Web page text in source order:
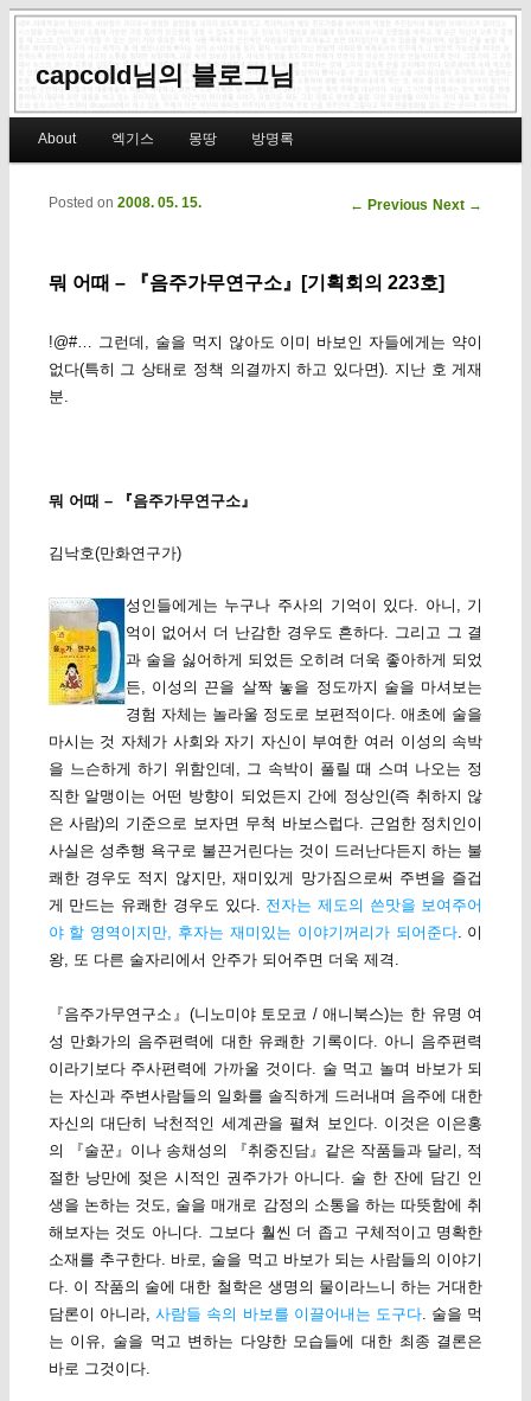
capcold님의 블로그님
Skip to primary content
Skip to secondary content
About 엑기스 몽땅 방명록
Post navigation
← Previous Next →
뭐 어때 – 『음주가무연구소』[기획회의 223호]
Posted on 2008. 05. 15.
!@#… 그런데, 술을 먹지 않아도 이미 바보인 자들에게는 약이
없다(특히 그 상태로 정책 의결까지 하고 있다면). 지난 호 게재
분.
뭐 어때 – 『음주가무연구소』
김낙호(만화연구가)
성인들에게는 누구나 주사의 기억이 있다. 아니, 기
억이 없어서 더 난감한 경우도 흔하다. 그리고 그 결
과 술을 싫어하게 되었든 오히려 더욱 좋아하게 되었
든, 이성의 끈을 살짝 놓을 정도까지 술을 마셔보는
경험 자체는 놀라울 정도로 보편적이다. 애초에 술을
마시는 것 자체가 사회와 자기 자신이 부여한 여러 이성의 속박
을 느슨하게 하기 위함인데, 그 속박이 풀릴 때 스며 나오는 정
직한 알맹이는 어떤 방향이 되었든지 간에 정상인(즉 취하지 않
은 사람)의 기준으로 보자면 무척 바보스럽다. 근엄한 정치인이
사실은 성추행 욕구로 불끈거린다는 것이 드러난다든지 하는 불
쾌한 경우도 적지 않지만, 재미있게 망가짐으로써 주변을 즐겁
게 만드는 유쾌한 경우도 있다. 전자는 제도의 쓴맛을 보여주어
야 할 영역이지만, 후자는 재미있는 이야기꺼리가 되어준다. 이
왕, 또 다른 술자리에서 안주가 되어주면 더욱 제격.
『음주가무연구소』(니노미야 토모코 / 애니북스)는 한 유명 여
성 만화가의 음주편력에 대한 유쾌한 기록이다. 아니 음주편력
이라기보다 주사편력에 가까울 것이다. 술 먹고 놀며 바보가 되
는 자신과 주변사람들의 일화를 솔직하게 드러내며 음주에 대한
자신의 대단히 낙천적인 세계관을 펼쳐 보인다. 이것은 이은홍
의 『술꾼』이나 송채성의 『취중진담』같은 작품들과 달리, 적
절한 낭만에 젖은 시적인 권주가가 아니다. 술 한 잔에 담긴 인
생을 논하는 것도, 술을 매개로 감정의 소통을 하는 따뜻함에 취
해보자는 것도 아니다. 그보다 훨씬 더 좁고 구체적이고 명확한
소재를 추구한다. 바로, 술을 먹고 바보가 되는 사람들의 이야기
다. 이 작품의 술에 대한 철학은 생명의 물이라느니 하는 거대한
담론이 아니라,사람들 속의 바보를 이끌어내는 도구다. 술을 먹
는 이유, 술을 먹고 변하는 다양한 모습들에 대한 최종 결론은
바로 그것이다.